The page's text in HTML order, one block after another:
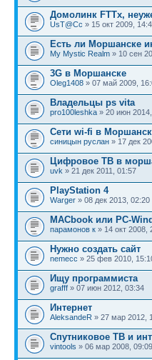
Домолинк FTTx,
UsT@Cc » 15 окт 2009,
Есть ли Моршанске
My Mystic Realm » 10 сен
3G в Моршанске
Oleg1408 » 07 май 2009,
Владельцы ps vita
pro100leshka » 20 июн
Сети wi-fi в
синицын руслан » 17 дек
Цифровое ТВ в
uvk » 21 дек 2011, 01:57
PlayStation 4
Warger » 08 дек 2013, 02:20
MACbook или PC-
парамонов к » 14 окт 2008,
Нужно создать сайт
nemecc » 25 фев 2010,
Ищу программиста
grafff » 07 июн 2012, 03:34
Интернет
AleksandeR » 27 мар 2012,
Спутниковое ТВ и
vintools » 06 мар 2008, 09:09